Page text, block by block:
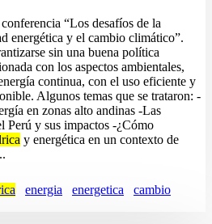
“Los desafíos de la
energética y el cambio climático”.
sin una buena política
con los aspectos ambientales,
continua, con el uso eficiente y
Algunos temas que se trataron: -
en zonas alto andinas -Las
Perú y sus impactos -¿Cómo
y energética en un contexto de
energia energetica
cambio